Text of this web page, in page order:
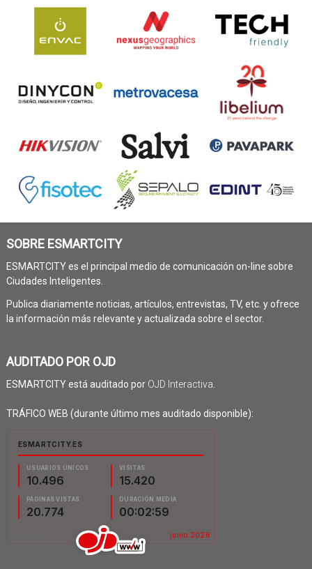
SOBRE ESMARTCITY
ESMARTCITY es el principal medio de comunicación on-line sobre
Ciudades Inteligentes.
Publica diariamente noticias, artículos, entrevistas, TV, etc. y ofrece
la información más relevante y actualizada sobre el sector.
AUDITADO POR OJD
ESMARTCITY está auditado por OJD Interactiva
TRÁFICO WEB (durante último mes auditado disponible):